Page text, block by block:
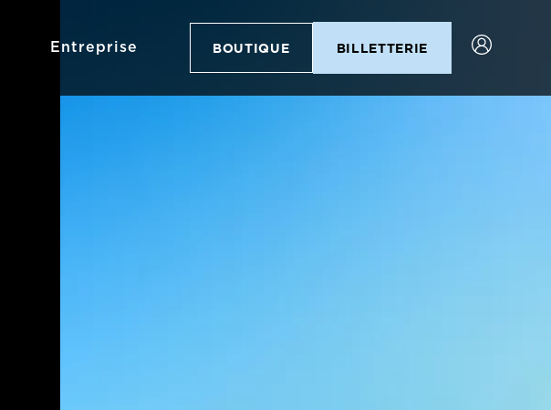
Entreprise BOUTIQUE BILLETTERIE